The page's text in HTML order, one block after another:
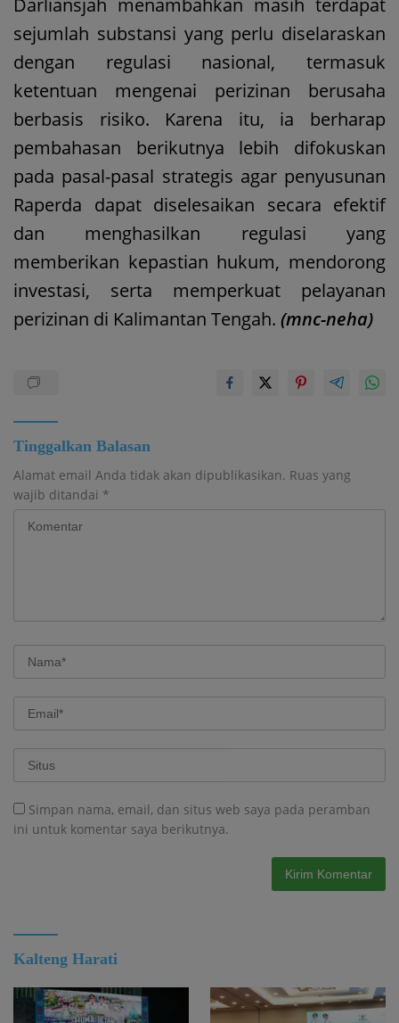
Darliansjah menambahkan masih terdapat
sejumlah substansi yang perlu diselaraskan
dengan regulasi nasional, termasuk
ketentuan mengenai perizinan berusaha
berbasis risiko. Karena itu, ia berharap
pembahasan berikutnya lebih difokuskan
pada pasal-pasal strategis agar penyusunan
Raperda dapat diselesaikan secara efektif
dan menghasilkan regulasi yang
memberikan kepastian hukum, mendorong
investasi, serta memperkuat pelayanan
perizinan di Kalimantan Tengah. (mnc-neha)
Tinggalkan Balasan
Alamat email Anda tidak akan dipublikasikan. Ruas yang
wajib ditandai *
Simpan nama, email, dan situs web saya pada peramban
ini untuk komentar saya berikutnya.
Kalteng Harati